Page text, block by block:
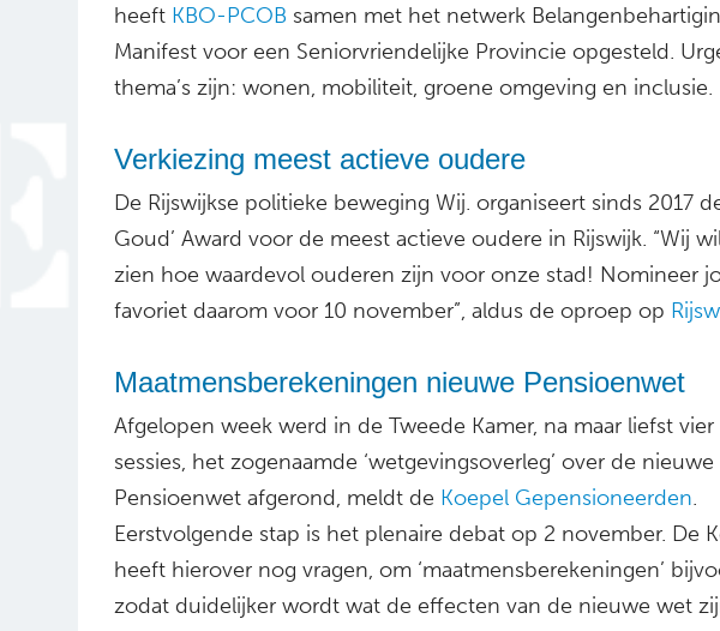
heeft KBO-PCOB samen met het netwerk
Manifest voor een Seniorvriendelijke Provincie opgesteld.
thema’s zijn: wonen, mobiliteit, groene omgeving en inclusie.
Verkiezing meest actieve oudere
De Rijswijkse politieke beweging Wij. organiseert sinds 2017
Goud’ Award voor de meest actieve oudere in Rijswijk. “Wij
zien hoe waardevol ouderen zijn voor onze stad! Nomineer
favoriet daarom voor 10 november”, aldus de oproep op
Maatmensberekeningen nieuwe Pensioenwet
Afgelopen week werd in de Tweede Kamer, na maar liefst vier
sessies, het zogenaamde ‘wetgevingsoverleg’ over de nieuwe
Pensioenwet afgerond, meldt de Koepel Gepensioneerden.
Eerstvolgende stap is het plenaire debat op 2 november. De
heeft hierover nog vragen, om ‘maatmensberekeningen’
zodat duidelijker wordt wat de effecten van de nieuwe wet